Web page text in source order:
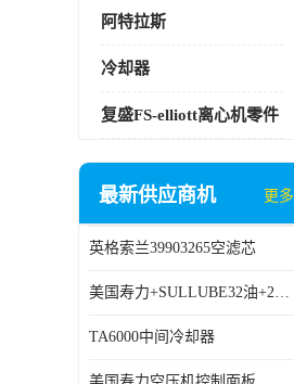
阿特拉斯
冷却器
复盛FS-elliott离心机零件
最新供应商机 更多
英格索兰39903265空滤芯
美国寿力+SULLUBE32油+250022-669
TA6000中间冷却器